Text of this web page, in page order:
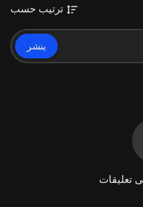
ترتيب حسب
ينشر
تعليقات